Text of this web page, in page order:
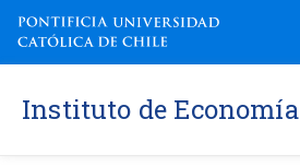
Instituto de Economía